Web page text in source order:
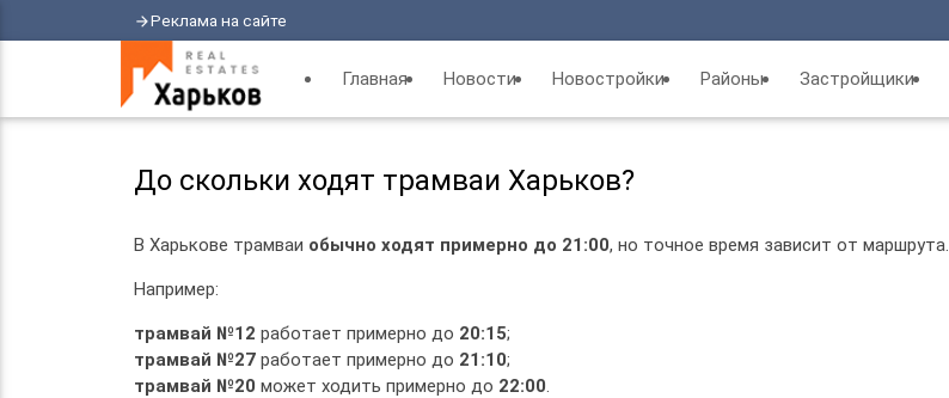
arrow_forwardРеклама на сайте
Главная Новости Новостройки Районы Застройщики
До скольки ходят трамваи Харьков?
В Харькове трамваи обычно ходят примерно до 21:00, но точное время зависит от маршрута.
Например:
трамвай №12 работает примерно до 20:15;
трамвай №27 работает примерно до 21:10;
трамвай №20 может ходить примерно до 22:00.